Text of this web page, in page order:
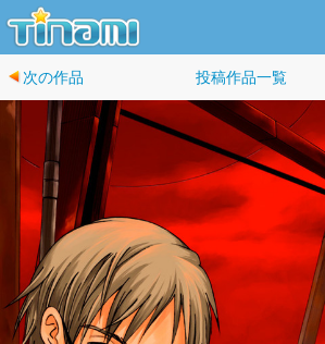
次の作品 投稿作品一覧